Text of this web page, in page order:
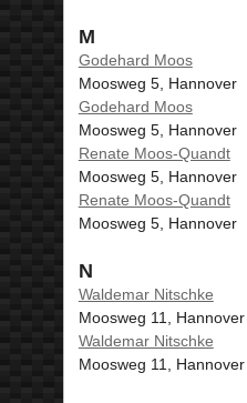
M
Godehard Moos
Moosweg 5, Hannover
Godehard Moos
Moosweg 5, Hannover
Renate Moos-Quandt
Moosweg 5, Hannover
Renate Moos-Quandt
Moosweg 5, Hannover
N
Waldemar Nitschke
Moosweg 11, Hannover
Waldemar Nitschke
Moosweg 11, Hannover